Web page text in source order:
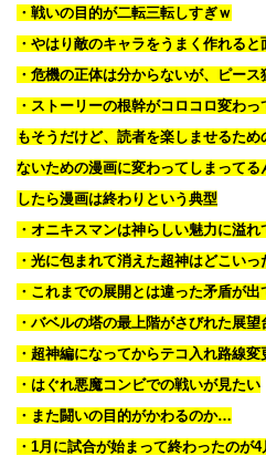
・戦いの目的が二転三転しすぎｗ
・やはり敵のキャラをうまく作れる
・危機の正体は分からないが、ピース
・ストーリーの根幹がコロコロ変わ
もそうだけど、読者を楽しませるた
ないための漫画に変わってしまって
したら漫画は終わりという典型
・オニキスマンは神らしい魅力に溢れ
・光に包まれて消えた超神はどこい
・これまでの展開とは違った矛盾が出
・バベルの塔の最上階がさびれた展望
・超神編になってからテコ入れ路線変
・はぐれ悪魔コンビでの戦いが見たい
・また闘いの目的がかわるのか…
・1月に試合が始まって終わったのが